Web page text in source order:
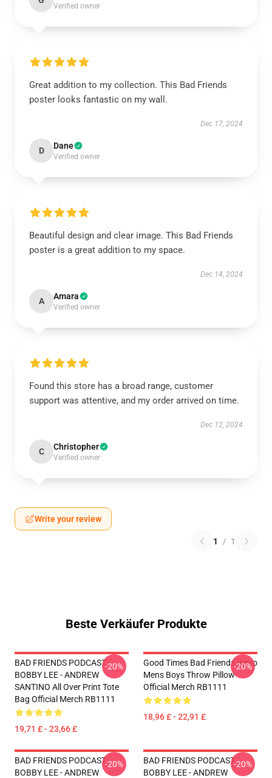
Verified owner
Great addition to my collection. This Bad Friends
poster looks fantastic on my wall.
Dec 17, 2024
D Dane
Verified owner
Beautiful design and clear image. This Bad Friends
poster is a great addition to my space.
Dec 14, 2024
A Amara
Verified owner
Found this store has a broad range, customer
support was attentive, and my order arrived on time.
Dec 12, 2024
C Christopher
Verified owner
Write your review
1 / 1
Beste Verkäufer Produkte
BAD FRIENDS PODCAST -
BOBBY LEE - ANDREW
SANTINO All Over Print Tote
Bag Official Merch RB1111
19,71 £ - 23,66 £
-20%
Good Times Bad Friends Retro
Mens Boys Throw Pillow
Official Merch RB1111
18,96 £ - 22,91 £
-20%
BAD FRIENDS PODCAST -
BOBBY LEE - ANDREW
-20%
BAD FRIENDS PODCAST -
BOBBY LEE - ANDREW
-20%